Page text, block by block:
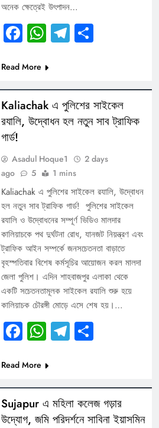
অনেক ক্ষেত্রেই উৎপাদন…
Facebook
WhatsApp
Telegram
Share
Read More
Kaliachak এ পুলিশের সাইকেল
র‍যালি, উদ্বোধন হল নতুন সাব ট্রাফিক
গার্ড!
Asadul Hoque1
2 days
ago
5 1 mins
Kaliachak এ পুলিশের সাইকেল র‍যালি, উদ্বোধন
হল নতুন সাব ট্রাফিক গার্ড! পুলিশের সাইকেল
র‍যালি ও উদ্বোধনের সম্পূর্ণ ভিডিও মালদার
কালিয়াচকে পথ দুর্ঘটনা রোধ, যানজট নিয়ন্ত্রণ এবং
ট্রাফিক আইন সম্পর্কে জনসচেতনতা বাড়াতে
বৃহস্পতিবার বিশেষ কর্মসূচির আয়োজন করল মালদা
জেলা পুলিশ। এদিন শাহবাজপুর এলাকা থেকে
একটি সচেতনতামূলক সাইকেল র‍যালি শুরু হয়ে
কালিয়াচক চৌরঙ্গী মোড়ে এসে শেষ হয়।…
Facebook
WhatsApp
Telegram
Share
Read More
Sujapur এ মহিলা কলেজ গড়ার
উদ্যোগ, জমি পরিদর্শনে সাবিনা ইয়াসমিন